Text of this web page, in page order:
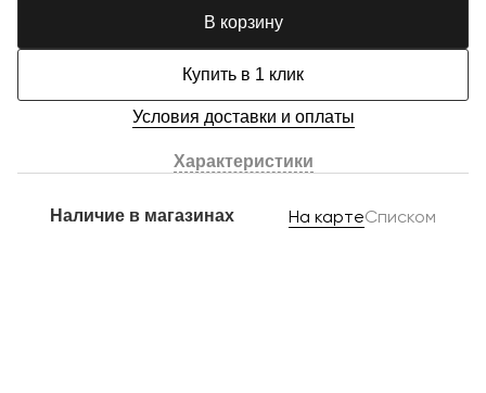
В корзину
Купить в 1 клик
Условия доставки и оплаты
Характеристики
Наличие в магазинах На картеСписком